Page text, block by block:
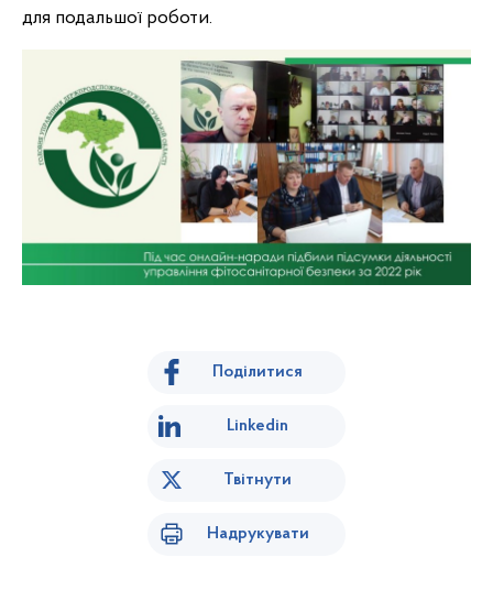
для подальшої роботи.
Поділитися
Linkedin
Твітнути
Надрукувати